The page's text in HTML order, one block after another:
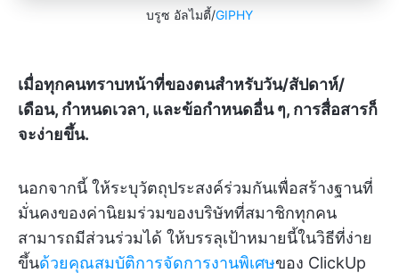
บรูซ อัลไมตี้/GIPHY
เมื่อทุกคนทราบหน้าที่ของตนสำหรับวัน/สัปดาห์/
เดือน, กำหนดเวลา, และข้อกำหนดอื่น ๆ, การสื่อสารก็
จะง่ายขึ้น.
นอกจากนี้ ให้ระบุวัตถุประสงค์ร่วมกันเพื่อสร้างฐานที่
มั่นคงของค่านิยมร่วมของบริษัทที่สมาชิกทุกคน
สามารถมีส่วนร่วมได้ ให้บรรลุเป้าหมายนี้ในวิธีที่ง่าย
ขึ้นด้วยคุณสมบัติการจัดการงานพิเศษของ ClickUp